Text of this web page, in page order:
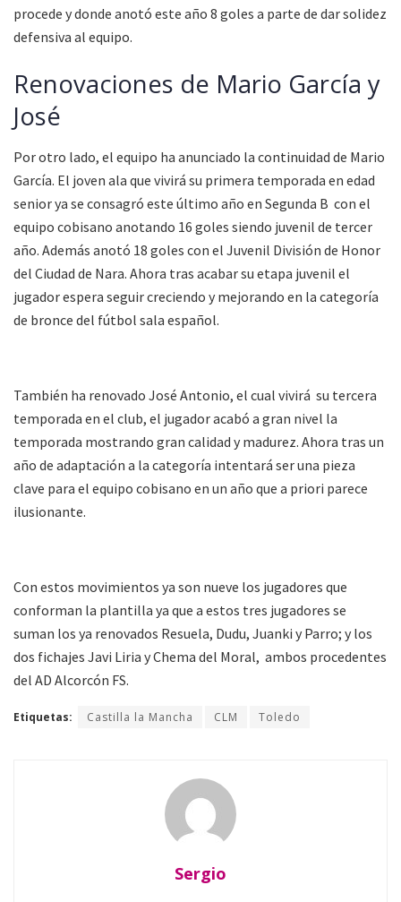
procede y donde anotó este año 8 goles a parte de dar solidez
defensiva al equipo.
Renovaciones de Mario García y
José
Por otro lado, el equipo ha anunciado la continuidad de Mario
García. El joven ala que vivirá su primera temporada en edad
senior ya se consagró este último año en Segunda B con el
equipo cobisano anotando 16 goles siendo juvenil de tercer
año. Además anotó 18 goles con el Juvenil División de Honor
del Ciudad de Nara. Ahora tras acabar su etapa juvenil el
jugador espera seguir creciendo y mejorando en la categoría
de bronce del fútbol sala español.
También ha renovado José Antonio, el cual vivirá su tercera
temporada en el club, el jugador acabó a gran nivel la
temporada mostrando gran calidad y madurez. Ahora tras un
año de adaptación a la categoría intentará ser una pieza
clave para el equipo cobisano en un año que a priori parece
ilusionante.
Con estos movimientos ya son nueve los jugadores que
conforman la plantilla ya que a estos tres jugadores se
suman los ya renovados Resuela, Dudu, Juanki y Parro; y los
dos fichajes Javi Liria y Chema del Moral, ambos procedentes
del AD Alcorcón FS.
Etiquetas: Castilla la Mancha CLM Toledo
Sergio